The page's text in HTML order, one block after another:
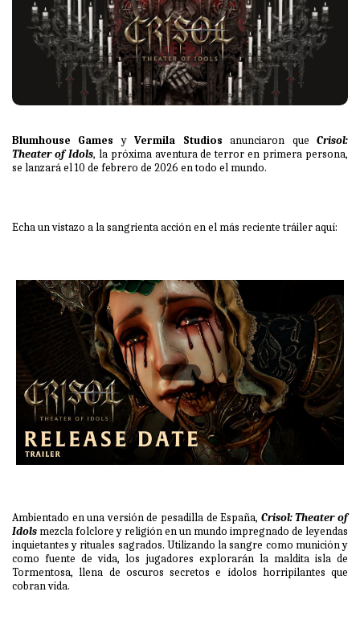
Blumhouse GamesyVermila Studiosanunciaron queCrisol:
Theater of Idols, la próxima aventura de terror en primera persona,
se lanzará el 10 de febrero de 2026 en todo el mundo.
Echa un vistazo a la sangrienta acción en el más reciente tráileraquí:
Ambientado en una versión de pesadilla de España, Crisol: Theater of
Idolsmezcla folclore y religión en un mundo impregnado de leyendas
inquietantes y rituales sagrados. Utilizando la sangre como munición y
como fuente de vida, los jugadores explorarán la maldita isla de
Tormentosa, llena de oscuros secretos e ídolos horripilantes que
cobran vida.